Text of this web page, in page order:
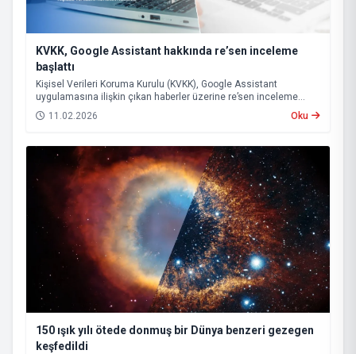
KVKK, Google Assistant hakkında re’sen inceleme
başlattı
Kişisel Verileri Koruma Kurulu (KVKK), Google Assistant
uygulamasına ilişkin çıkan haberler üzerine re’sen inceleme
başlattı.
11.02.2026 Oku
150 ışık yılı ötede donmuş bir Dünya benzeri gezegen
keşfedildi